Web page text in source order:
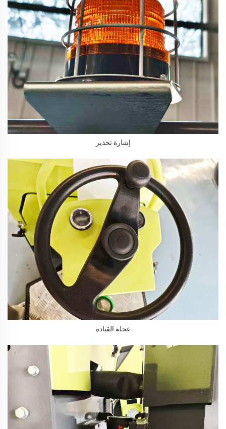
إشارة تحذير
عجلة القيادة